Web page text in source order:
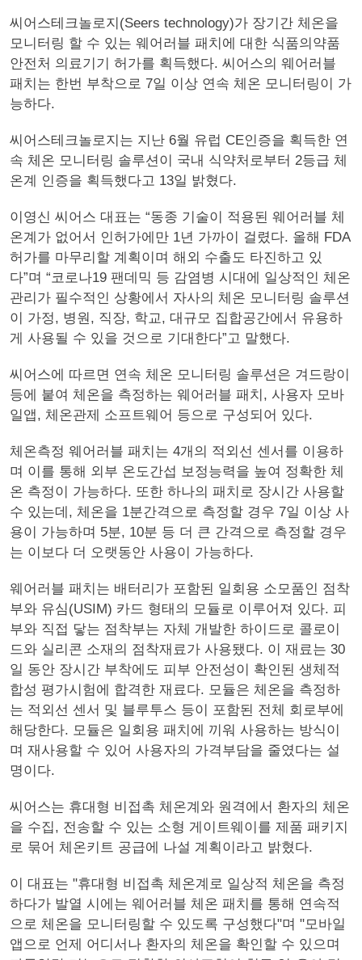
씨어스테크놀로지(Seers technology)가 장기간 체온을
모니터링 할 수 있는 웨어러블 패치에 대한 식품의약품
안전처 의료기기 허가를 획득했다. 씨어스의 웨어러블
패치는 한번 부착으로 7일 이상 연속 체온 모니터링이 가
능하다.
씨어스테크놀로지는 지난 6월 유럽 CE인증을 획득한 연
속 체온 모니터링 솔루션이 국내 식약처로부터 2등급 체
온계 인증을 획득했다고 13일 밝혔다.
이영신 씨어스 대표는 “동종 기술이 적용된 웨어러블 체
온계가 없어서 인허가에만 1년 가까이 걸렸다. 올해 FDA
허가를 마무리할 계획이며 해외 수출도 타진하고 있
다”며 “코로나19 팬데믹 등 감염병 시대에 일상적인 체온
관리가 필수적인 상황에서 자사의 체온 모니터링 솔루션
이 가정, 병원, 직장, 학교, 대규모 집합공간에서 유용하
게 사용될 수 있을 것으로 기대한다”고 말했다.
씨어스에 따르면 연속 체온 모니터링 솔루션은 겨드랑이
등에 붙여 체온을 측정하는 웨어러블 패치, 사용자 모바
일앱, 체온관제 소프트웨어 등으로 구성되어 있다.
체온측정 웨어러블 패치는 4개의 적외선 센서를 이용하
며 이를 통해 외부 온도간섭 보정능력을 높여 정확한 체
온 측정이 가능하다. 또한 하나의 패치로 장시간 사용할
수 있는데, 체온을 1분간격으로 측정할 경우 7일 이상 사
용이 가능하며 5분, 10분 등 더 큰 간격으로 측정할 경우
는 이보다 더 오랫동안 사용이 가능하다.
웨어러블 패치는 배터리가 포함된 일회용 소모품인 점착
부와 유심(USIM) 카드 형태의 모듈로 이루어져 있다. 피
부와 직접 닿는 점착부는 자체 개발한 하이드로 콜로이
드와 실리콘 소재의 점착재료가 사용됐다. 이 재료는 30
일 동안 장시간 부착에도 피부 안전성이 확인된 생체적
합성 평가시험에 합격한 재료다. 모듈은 체온을 측정하
는 적외선 센서 및 블루투스 등이 포함된 전체 회로부에
해당한다. 모듈은 일회용 패치에 끼워 사용하는 방식이
며 재사용할 수 있어 사용자의 가격부담을 줄였다는 설
명이다.
씨어스는 휴대형 비접촉 체온계와 원격에서 환자의 체온
을 수집, 전송할 수 있는 소형 게이트웨이를 제품 패키지
로 묶어 체온키트 공급에 나설 계획이라고 밝혔다.
이 대표는 "휴대형 비접촉 체온계로 일상적 체온을 측정
하다가 발열 시에는 웨어러블 체온 패치를 통해 연속적
으로 체온을 모니터링할 수 있도록 구성했다"며 "모바일
앱으로 언제 어디서나 환자의 체온을 확인할 수 있으며